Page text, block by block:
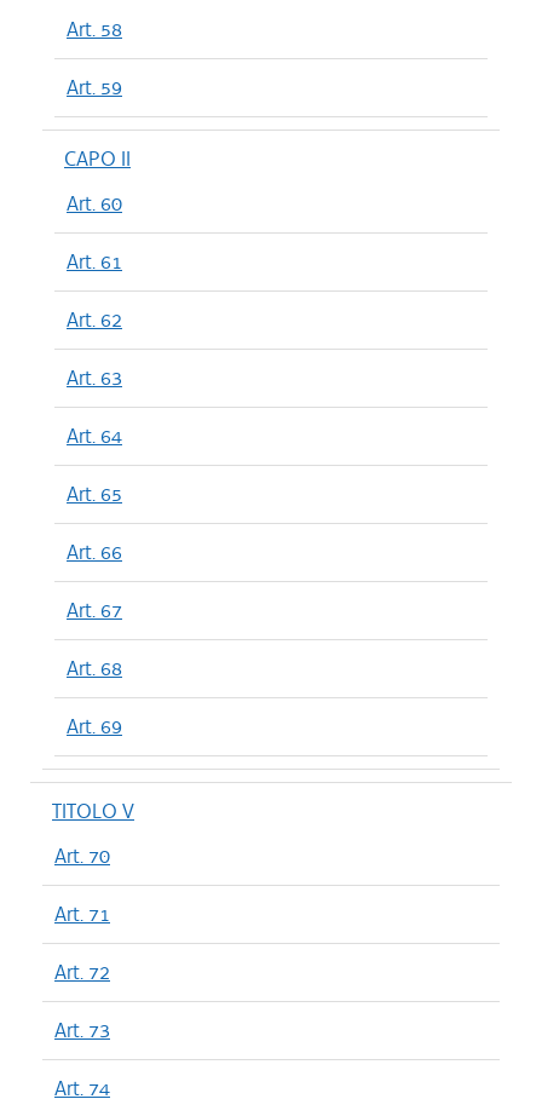
Art. 58
Art. 59
CAPO II
Art. 60
Art. 61
Art. 62
Art. 63
Art. 64
Art. 65
Art. 66
Art. 67
Art. 68
Art. 69
TITOLO V
Art. 70
Art. 71
Art. 72
Art. 73
Art. 74